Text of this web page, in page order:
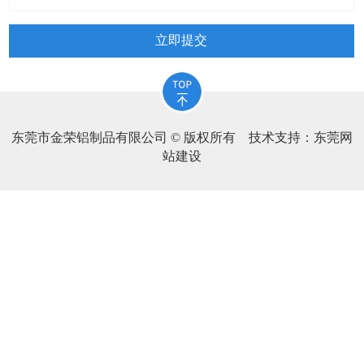
立即提交
东莞市金荣铝制品有限公司 © 版权所有 技术支持： 东莞网
站建设